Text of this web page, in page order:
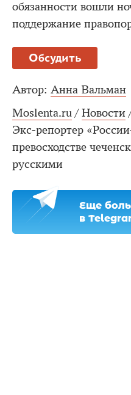
обязанности вошли
поддержание
Обсудить
Автор: Анна Вальман
Moslenta.ru / Новости
Экс-репортер
превосходстве
русскими
Еще
в